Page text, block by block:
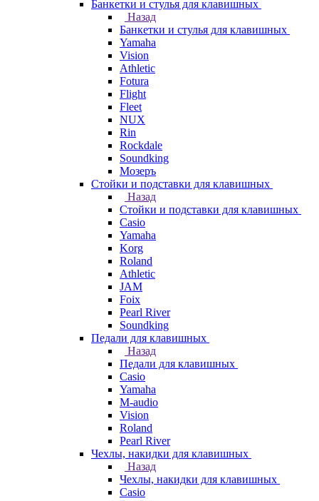
Банкетки и стулья для клавишных
Назад
Банкетки и стулья для клавишных
Yamaha
Vision
Athletic
Fotura
Flight
Fleet
NUX
Rin
Rockdale
Soundking
Мозеръ
Стойки и подставки для клавишных
Назад
Стойки и подставки для клавишных
Casio
Yamaha
Korg
Roland
Athletic
JAM
Foix
Pearl River
Soundking
Педали для клавишных
Назад
Педали для клавишных
Casio
Yamaha
M-audio
Vision
Roland
Pearl River
Чехлы, накидки для клавишных
Назад
Чехлы, накидки для клавишных
Casio